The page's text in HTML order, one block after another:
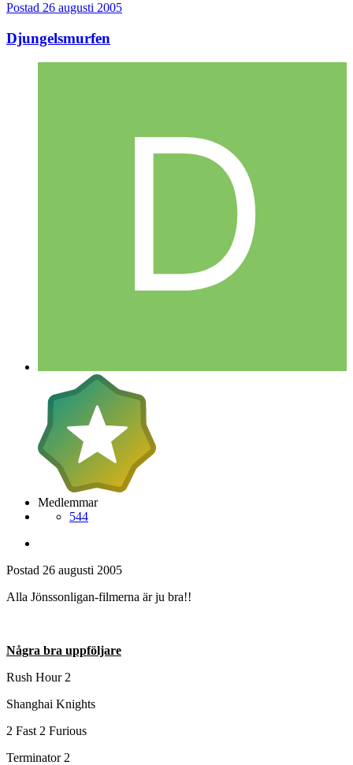
Postad 26 augusti 2005
Djungelsmurfen
Medlemmar
544
Postad 26 augusti 2005
Alla Jönssonligan-filmerna är ju bra!!
Några bra uppföljare
Rush Hour 2
Shanghai Knights
2 Fast 2 Furious
Terminator 2